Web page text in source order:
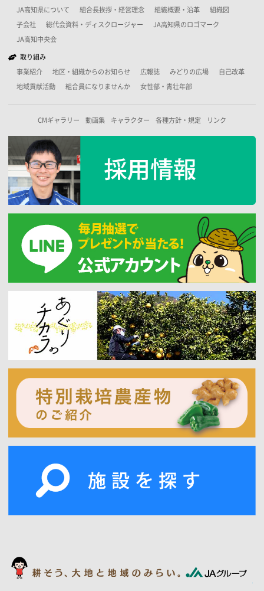
JA高知県について 組合長挨拶・経営理念 組織概要・沿革 組織図
子会社 総代会資料・ディスクロージャー JA高知県のロゴマーク
JA高知中央会
取り組み
事業紹介 地区・組織からのお知らせ 広報誌 みどりの広場 自己改革
地域貢献活動 組合員になりませんか 女性部・青壮年部
CMギャラリー 動画集 キャラクター 各種方針・規定 リンク